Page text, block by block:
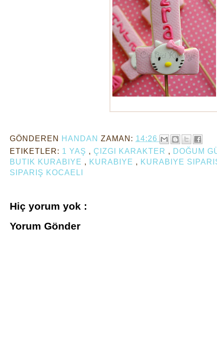
GÖNDEREN HANDAN ZAMAN: 14:26
ETIKETLER: 1 YAŞ , ÇIZGI KARAKTER , DOĞUM
BUTIK KURABIYE , KURABIYE , KURABIYE
SIPARIŞ KOCAELI
Hiç yorum yok :
Yorum Gönder